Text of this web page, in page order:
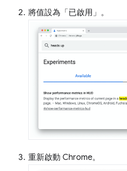
將值設為「已啟用」 。
重新啟動 Chrome。